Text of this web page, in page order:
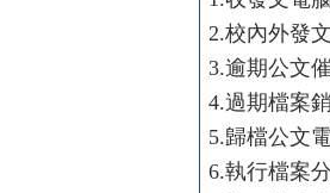
2.校內外發
3.逾期公文
4.過期檔案
5.歸檔公文
6.執行檔案